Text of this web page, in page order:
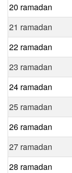
20 ramadan
21 ramadan
22 ramadan
23 ramadan
24 ramadan
25 ramadan
26 ramadan
27 ramadan
28 ramadan